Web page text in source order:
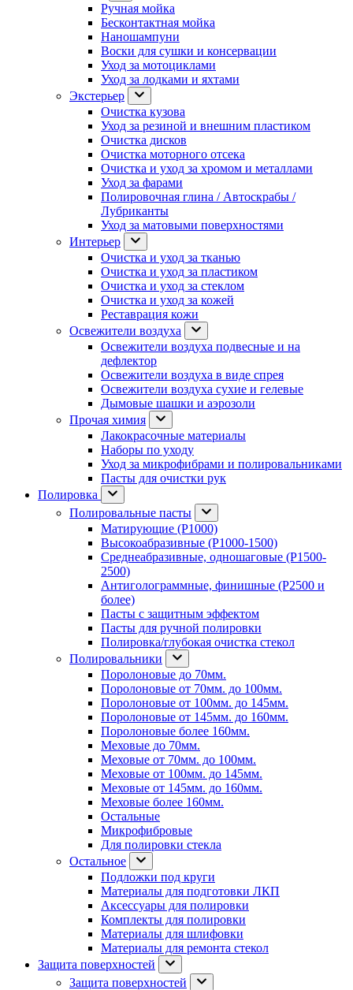
Ручная мойка
Бесконтактная мойка
Наношампуни
Воски для сушки и консервации
Уход за мотоциклами
Уход за лодками и яхтами
Экстерьер
Очистка кузова
Уход за резиной и внешним пластиком
Очистка дисков
Очистка моторного отсека
Очистка и уход за хромом и металлами
Уход за фарами
Полировочная глина / Автоскрабы /
Лубриканты
Уход за матовыми поверхностями
Интерьер
Очистка и уход за тканью
Очистка и уход за пластиком
Очистка и уход за стеклом
Очистка и уход за кожей
Реставрация кожи
Освежители воздуха
Освежители воздуха подвесные и на
дефлектор
Освежители воздуха в виде спрея
Освежители воздуха сухие и гелевые
Дымовые шашки и аэрозоли
Прочая химия
Лакокрасочные материалы
Наборы по уходу
Уход за микрофибрами и полировальниками
Пасты для очистки рук
Полировка
Полировальные пасты
Матирующие (P1000)
Высокоабразивные (P1000-1500)
Среднеабразивные, одношаговые (P1500-
2500)
Антиголограммные, финишные (P2500 и
более)
Пасты с защитным эффектом
Пасты для ручной полировки
Полировка/глубокая очистка стекол
Полировальники
Поролоновые до 70мм.
Поролоновые от 70мм. до 100мм.
Поролоновые от 100мм. до 145мм.
Поролоновые от 145мм. до 160мм.
Поролоновые более 160мм.
Меховые до 70мм.
Меховые от 70мм. до 100мм.
Меховые от 100мм. до 145мм.
Меховые от 145мм. до 160мм.
Меховые более 160мм.
Остальные
Микрофибровые
Для полировки стекла
Остальное
Подложки под круги
Материалы для подготовки ЛКП
Аксессуары для полировки
Комплекты для полировки
Материалы для шлифовки
Материалы для ремонта стекол
Защита поверхностей
Защита поверхностей